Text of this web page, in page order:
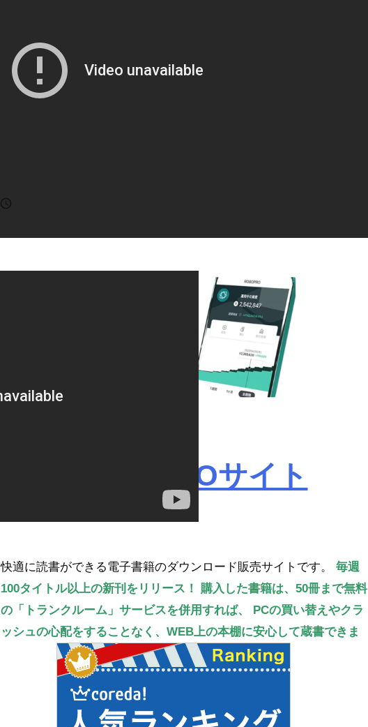
RT @KojiHirai6: 中国が歴史から葬り去

ROBOPROサイト
快適に読書ができる電子書籍のダウンロード販売サイトです。 毎週
100タイトル以上の新刊をリリース！
購入した書籍は、50冊まで無料
の「トランクルーム」サービスを併用すれば、
PCの買い替えやクラ
ッシュの心配をすることなく、WEB上の本棚に安心して蔵書できま